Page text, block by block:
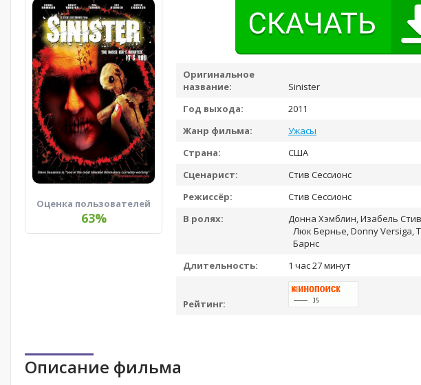
Оценка пользователей
63%
Оригинальное
название:
Sinister
Год выхода:
2011
Жанр фильма:
Ужасы
Страна:
США
Сценарист:
Стив Сессионс
Режиссёр:
Стив Сессионс
В ролях:
Донна Хэмблин, Изабель
Люк Бернье, Donny Versiga,
Барнс
Длительность:
1 час 27 минут
Рейтинг:
Описание фильма